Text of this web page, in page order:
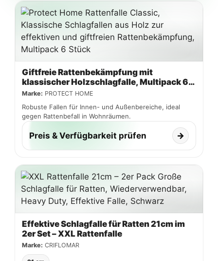
Giftfreie Rattenbekämpfung mit
klassischer Holzschlagfalle, Multipack 6
Stück, Protect Home
Marke: PROTECT HOME
Robuste Fallen für Innen- und Außenbereiche, ideal
gegen Rattenbefall in Wohnräumen.
Preis & Verfügbarkeit prüfen →
Effektive Schlagfalle für Ratten 21cm im
2er Set – XXL Rattenfalle
Marke: CRIFLOMAR